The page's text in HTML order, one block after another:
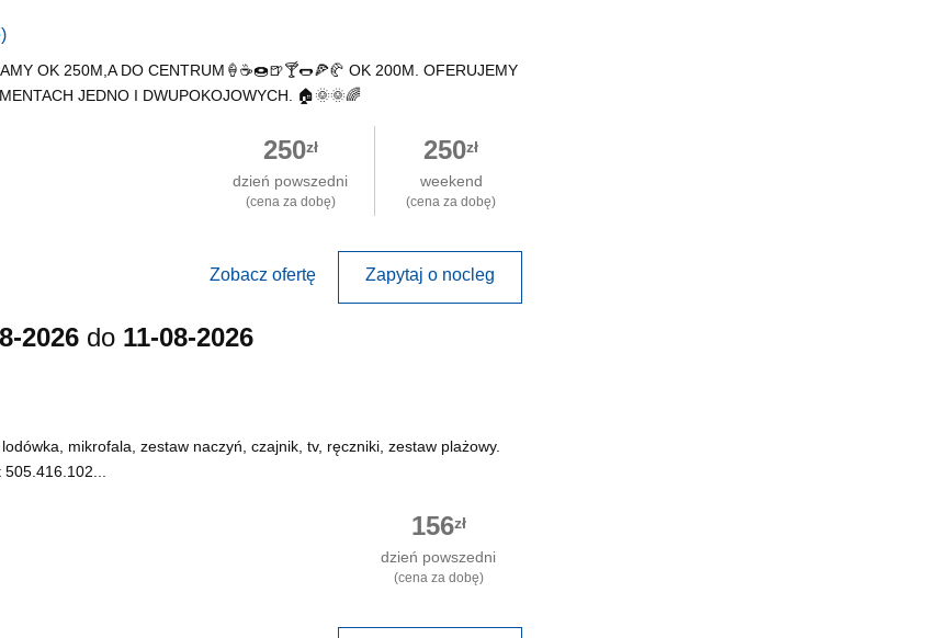
OK 250M,A DO CENTRUM🍦☕️🍩🍺🍸🌭🍕🥐 OK 200M. OFERUJEMY
JEDNO I DWUPOKOJOWYCH. 🏠🌞🌞🌈
250zł
dzień powszedni
(cena za dobę)
250zł
weekend
(cena za dobę)
Zobacz ofertę Zapytaj o nocleg
2026 do 11-08-2026
mikrofala, zestaw naczyń, czajnik, tv, ręczniki, zestaw plażowy.
156zł
dzień powszedni
(cena za dobę)